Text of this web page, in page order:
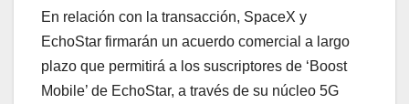
En relación con la transacción, SpaceX y
EchoStar firmarán un acuerdo comercial a largo
plazo que permitirá a los suscriptores de ‘Boost
Mobile’ de EchoStar, a través de su núcleo 5G